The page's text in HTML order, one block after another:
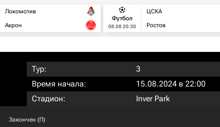
Локомотив
Акрон
Футбол
08.08 20:30
ЦСКА
Ростов
Тур:
3
Время начала:
15.08.2024 в 22:00
Стадион:
Inver Park
Закончен (П)